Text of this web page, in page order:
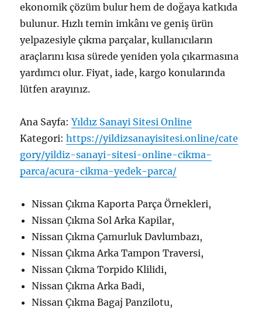
ekonomik çözüm bulur hem de doğaya katkıda
bulunur. Hızlı temin imkânı ve geniş ürün
yelpazesiyle çıkma parçalar, kullanıcıların
araçlarını kısa sürede yeniden yola çıkarmasına
yardımcı olur. Fiyat, iade, kargo konularında
lütfen arayınız.
Ana Sayfa:Yıldız Sanayi Sitesi Online
Kategori:https://yildizsanayisitesi.online/cate
gory/yildiz-sanayi-sitesi-online-cikma-
parca/acura-cikma-yedek-parca/
Nissan Çıkma Kaporta Parça Örnekleri,
Nissan Çıkma Sol Arka Kapilar,
Nissan Çıkma Çamurluk Davlumbazı,
Nissan Çıkma Arka Tampon Traversi,
Nissan Çıkma Torpido Klilidi,
Nissan Çıkma Arka Badi,
Nissan Çıkma Bagaj Panzilotu,